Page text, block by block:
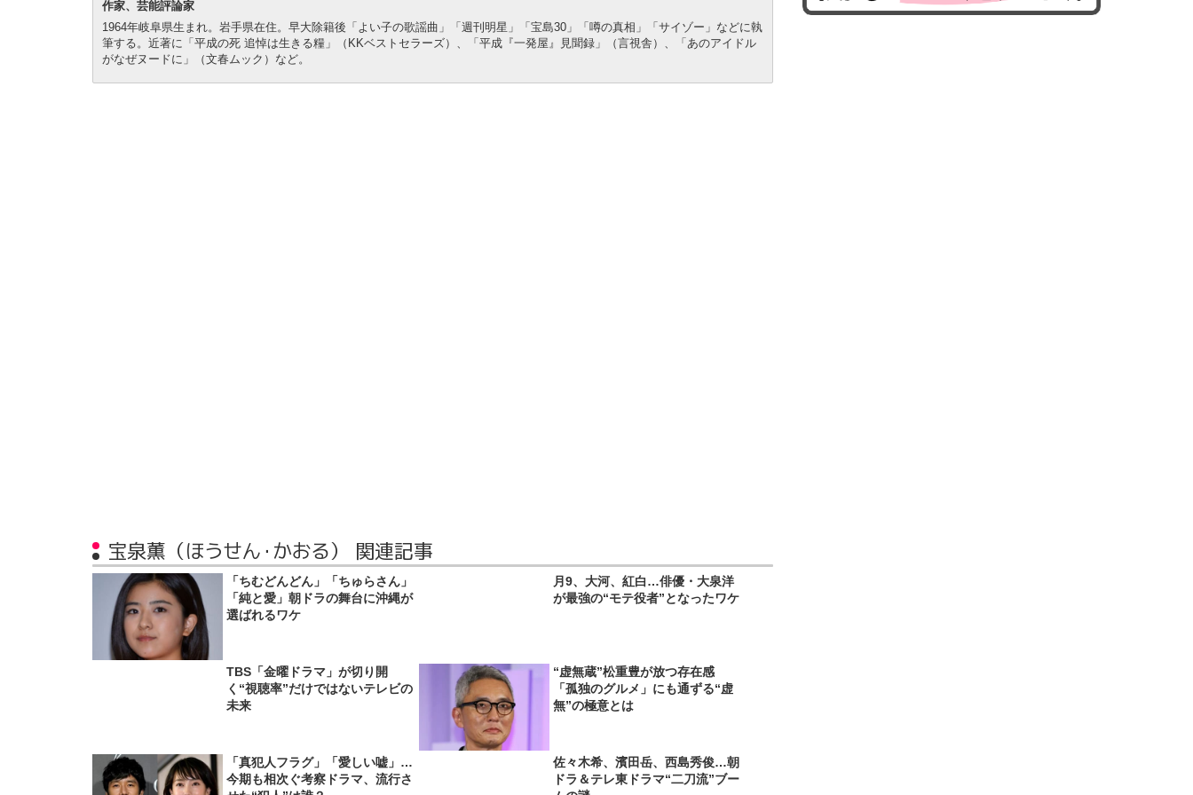
作家、芸能評論家
1964年岐阜県生まれ。岩手県在住。早大除籍後「よい子の歌謡曲」「週刊明星」「宝島30」「噂の真相」「サイゾー」などに執
筆する。近著に「平成の死 追悼は生きる糧」（KKベストセラーズ）、「平成『一発屋』見聞録」（言視舎）、「あのアイドル
がなぜヌードに」（文春ムック）など。
宝泉薫（ほうせん・かおる） 関連記事
「ちむどんどん」「ちゅらさん」
「純と愛」朝ドラの舞台に沖縄が
選ばれるワケ
月9、大河、紅白…俳優・大泉洋
が最強の“モテ役者”となったワケ
TBS「金曜ドラマ」が切り開
く“視聴率”だけではないテレビの
未来
“虚無蔵”松重豊が放つ存在感
「孤独のグルメ」にも通ずる“虚
無”の極意とは
「真犯人フラグ」「愛しい嘘」…
今期も相次ぐ考察ドラマ、流行さ
佐々木希、濱田岳、西島秀俊…朝
ドラ＆テレ東ドラマ“二刀流”ブー